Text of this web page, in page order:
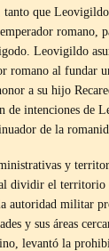
tanto que
romano,
Leovigildo
romano al fundar
a su hijo
de intenciones de
de la
y
dividir el territorio
autoridad militar
y sus áreas
levantó la